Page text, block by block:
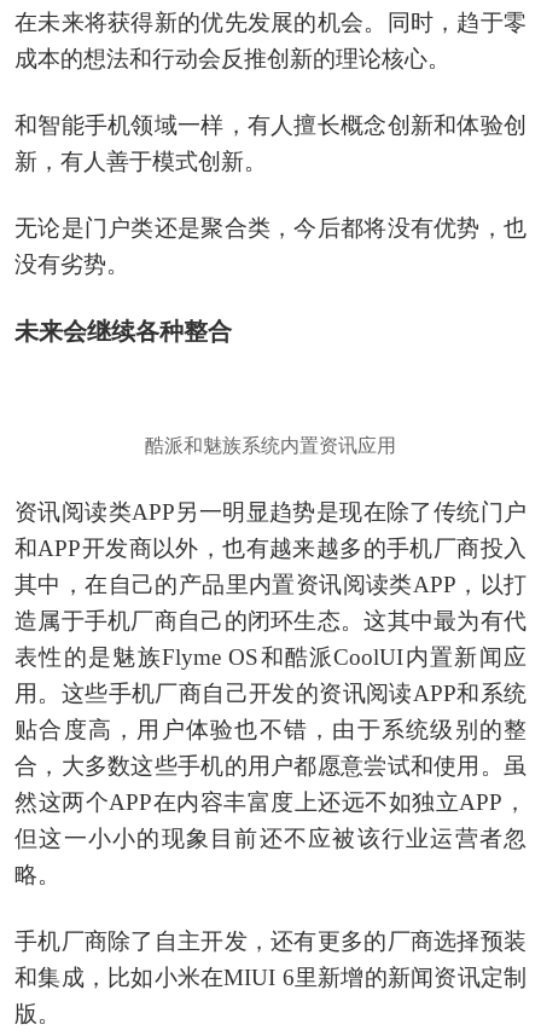
在未来将获得新的优先发展的机会。同时，趋于零
成本的想法和行动会反推创新的理论核心。
和智能手机领域一样，有人擅长概念创新和体验创
新，有人善于模式创新。
无论是门户类还是聚合类，今后都将没有优势，也
没有劣势。
未来会继续各种整合
酷派和魅族系统内置资讯应用
资讯阅读类APP另一明显趋势是现在除了传统门户
和APP开发商以外，也有越来越多的手机厂商投入
其中，在自己的产品里内置资讯阅读类APP，以打
造属于手机厂商自己的闭环生态。这其中最为有代
表性的是魅族Flyme OS和酷派CoolUI内置新闻应
用。这些手机厂商自己开发的资讯阅读APP和系统
贴合度高，用户体验也不错，由于系统级别的整
合，大多数这些手机的用户都愿意尝试和使用。虽
然这两个APP在内容丰富度上还远不如独立APP，
但这一小小的现象目前还不应被该行业运营者忽
略。
手机厂商除了自主开发，还有更多的厂商选择预装
和集成，比如小米在MIUI 6里新增的新闻资讯定制
版。